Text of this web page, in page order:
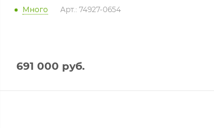
Много Арт.: 74927-0654
691 000 руб.